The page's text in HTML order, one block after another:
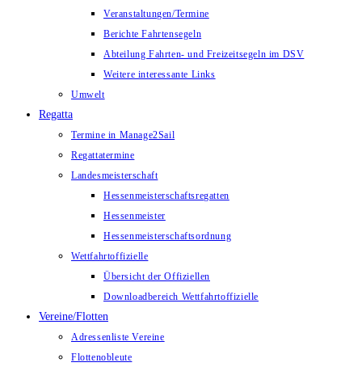
Veranstaltungen/Termine
Berichte Fahrtensegeln
Abteilung Fahrten- und Freizeitsegeln im DSV
Weitere interessante Links
Umwelt
Regatta
Termine in Manage2Sail
Regattatermine
Landesmeisterschaft
Hessenmeisterschaftsregatten
Hessenmeister
Hessenmeisterschaftsordnung
Wettfahrtoffizielle
Übersicht der Offiziellen
Downloadbereich Wettfahrtoffizielle
Vereine/Flotten
Adressenliste Vereine
Flottenobleute